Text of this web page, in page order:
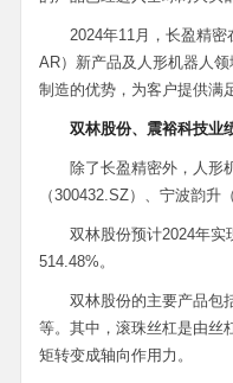
2024年11月，长盈精
AR）新产品及人形机器人
制造的优势，为客户提供满
双林股份、震裕科技业
除了长盈精密外，人形
（300432.SZ）、宁波韵升
双林股份预计2024年实
514.48%。
双林股份的主要产品包
等。其中，滚珠丝杠是由丝
矩转变成轴向作用力。